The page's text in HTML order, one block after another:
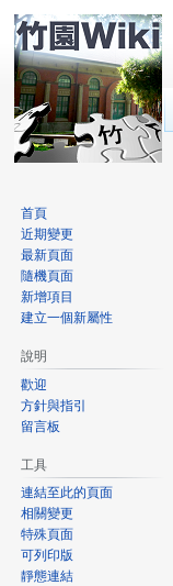
閱讀
首頁
近期變更
最新頁面
隨機頁面
新增項目
建立一個新屬性
說明
歡迎
方針與指引
留言板
工具
連結至此的頁面
相關變更
特殊頁面
可列印版
靜態連結